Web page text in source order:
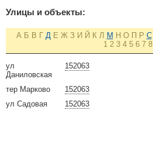
Улицы и объекты:
А Б В Г Д Е Ж З И Й К Л М Н О П Р С
1 2 3 4 5 6 7 8
152063
ул
Даниловская
152063
тер Марково
152063
ул Садовая